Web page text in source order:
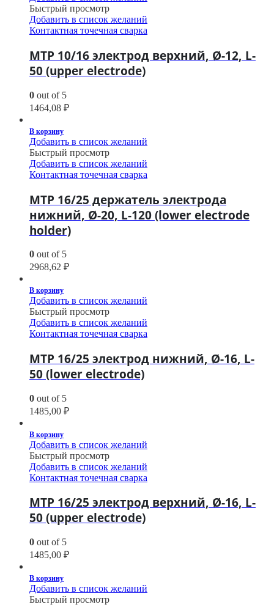
Быстрый просмотр
Добавить в список желаний
Контактная точечная сварка
МТР 10/16 электрод верхний, Ø-12, L-
50 (upper electrode)
0 out of 5
1464,08 ₽
В корзину
Добавить в список желаний
Быстрый просмотр
Добавить в список желаний
Контактная точечная сварка
МТР 16/25 держатель электрода
нижний, Ø-20, L-120 (lower electrode
holder)
0 out of 5
2968,62 ₽
В корзину
Добавить в список желаний
Быстрый просмотр
Добавить в список желаний
Контактная точечная сварка
МТР 16/25 электрод нижний, Ø-16, L-
50 (lower electrode)
0 out of 5
1485,00 ₽
В корзину
Добавить в список желаний
Быстрый просмотр
Добавить в список желаний
Контактная точечная сварка
МТР 16/25 электрод верхний, Ø-16, L-
50 (upper electrode)
0 out of 5
1485,00 ₽
В корзину
Добавить в список желаний
Быстрый просмотр